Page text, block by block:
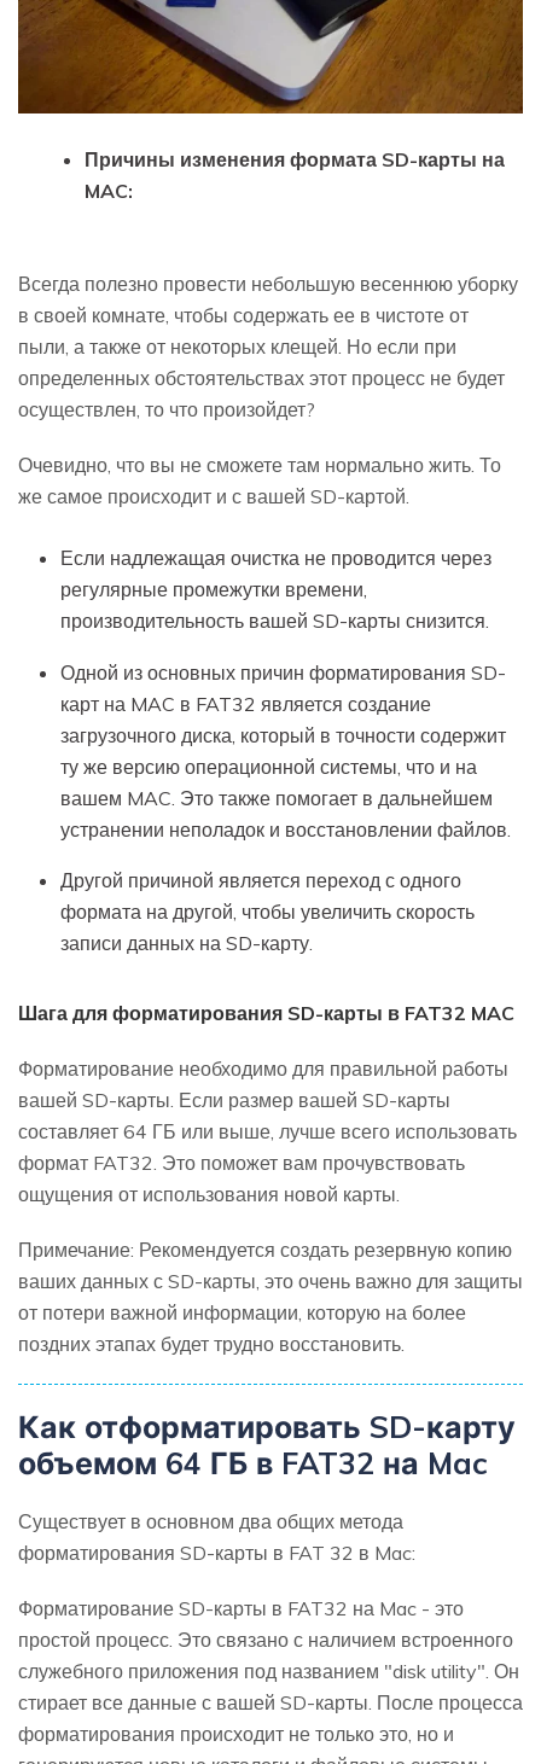
Причины изменения формата SD-карты на
MAC:
Всегда полезно провести небольшую весеннюю уборку
в своей комнате, чтобы содержать ее в чистоте от
пыли, а также от некоторых клещей. Но если при
определенных обстоятельствах этот процесс не будет
осуществлен, то что произойдет?
Очевидно, что вы не сможете там нормально жить. То
же самое происходит и с вашей SD-картой.
Если надлежащая очистка не проводится через
регулярные промежутки времени,
производительность вашей SD-карты снизится.
Одной из основных причин форматирования SD-
карт на MAC в FAT32 является создание
загрузочного диска, который в точности содержит
ту же версию операционной системы, что и на
вашем MAC. Это также помогает в дальнейшем
устранении неполадок и восстановлении файлов.
Другой причиной является переход с одного
формата на другой, чтобы увеличить скорость
записи данных на SD-карту.
Шага для форматирования SD-карты в FAT32 MAC
Форматирование необходимо для правильной работы
вашей SD-карты. Если размер вашей SD-карты
составляет 64 ГБ или выше, лучше всего использовать
формат FAT32. Это поможет вам прочувствовать
ощущения от использования новой карты.
Примечание: Рекомендуется создать резервную копию
ваших данных с SD-карты, это очень важно для защиты
от потери важной информации, которую на более
поздних этапах будет трудно восстановить.
Как отформатировать SD-карту
объемом 64 ГБ в FAT32 на Mac
Существует в основном два общих метода
форматирования SD-карты в FAT 32 в Mac:
Форматирование SD-карты в FAT32 на Mac - это
простой процесс. Это связано с наличием встроенного
служебного приложения под названием "disk utility". Он
стирает все данные с вашей SD-карты. После процесса
форматирования происходит не только это, но и